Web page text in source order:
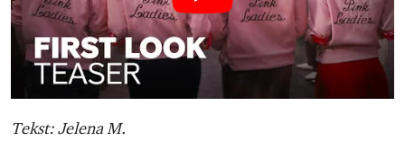
Tekst: Jelena M.